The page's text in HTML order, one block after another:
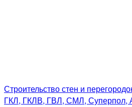
Строительство стен и
ГКЛ, ГКЛВ, ГВЛ, СМЛ, Суперпол,